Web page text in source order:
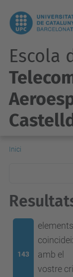
Escola
Inici
143
elements
amb el
vostre